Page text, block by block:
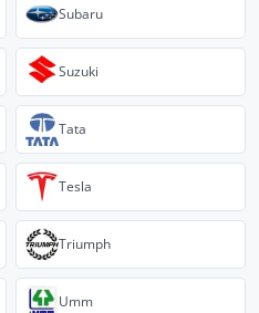
Subaru
Suzuki
Tata
Tesla
Triumph
Umm